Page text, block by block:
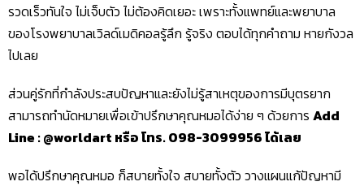
รวดเร็วทันใจ ไม่เจ็บตัว ไม่ต้องคิดเยอะ เพราะทั้งแพทย์และพยาบาล
ของโรงพยาบาลเวิลด์เมดิคอลรู้ลึก รู้จริง ตอบได้ทุกคำถาม หายกังวล
ไปเลย
ส่วนคู่รักที่กำลังประสบปัญหาและยังไม่รู้สาเหตุของการมีบุตรยาก
สามารถทำนัดหมายเพื่อเข้าปรึกษาคุณหมอได้ง่าย ๆ ด้วยการ Add
Line : @worldart หรือ โทร. 098-3099956 ได้เลย
พอได้ปรึกษาคุณหมอ ก็สบายทั้งใจ สบายทั้งตัว วางแผนแก้ปัญหามี